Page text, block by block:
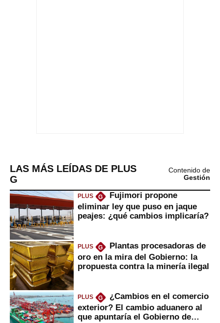
LAS MÁS LEÍDAS DE PLUS
G
Contenido de
Gestión
PLUS G
Fujimori propone
eliminar ley que puso en jaque
peajes: ¿qué cambios implicaría?
PLUS G
Plantas procesadoras de
oro en la mira del Gobierno: la
propuesta contra la minería ilegal
PLUS G
¿Cambios en el comercio
exterior? El cambio aduanero al
que apuntaría el Gobierno de